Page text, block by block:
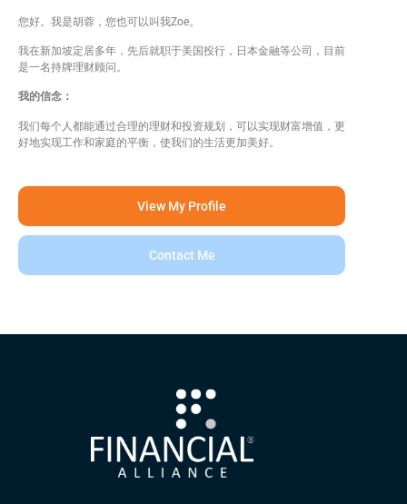
您好。我是胡蓉，您也可以叫我Zoe。
我在新加坡定居多年，先后就职于美国投行，日本金融等公司，目前
是一名持牌理财顾问。
我的信念：
我们每个人都能通过合理的理财和投资规划，可以实现财富增值，更
好地实现工作和家庭的平衡，使我们的生活更加美好。
View My Profile
Contact Me